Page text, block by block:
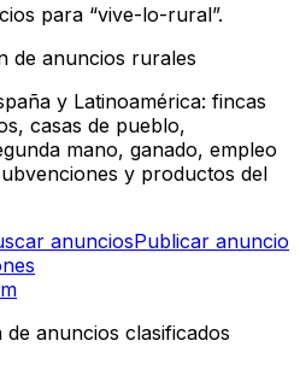
para “vive-lo-rural”.
de anuncios rurales
y Latinoamérica: fincas
casas de pueblo,
mano, ganado, empleo
y productos del
anunciosPublicar anuncio
de anuncios clasificados